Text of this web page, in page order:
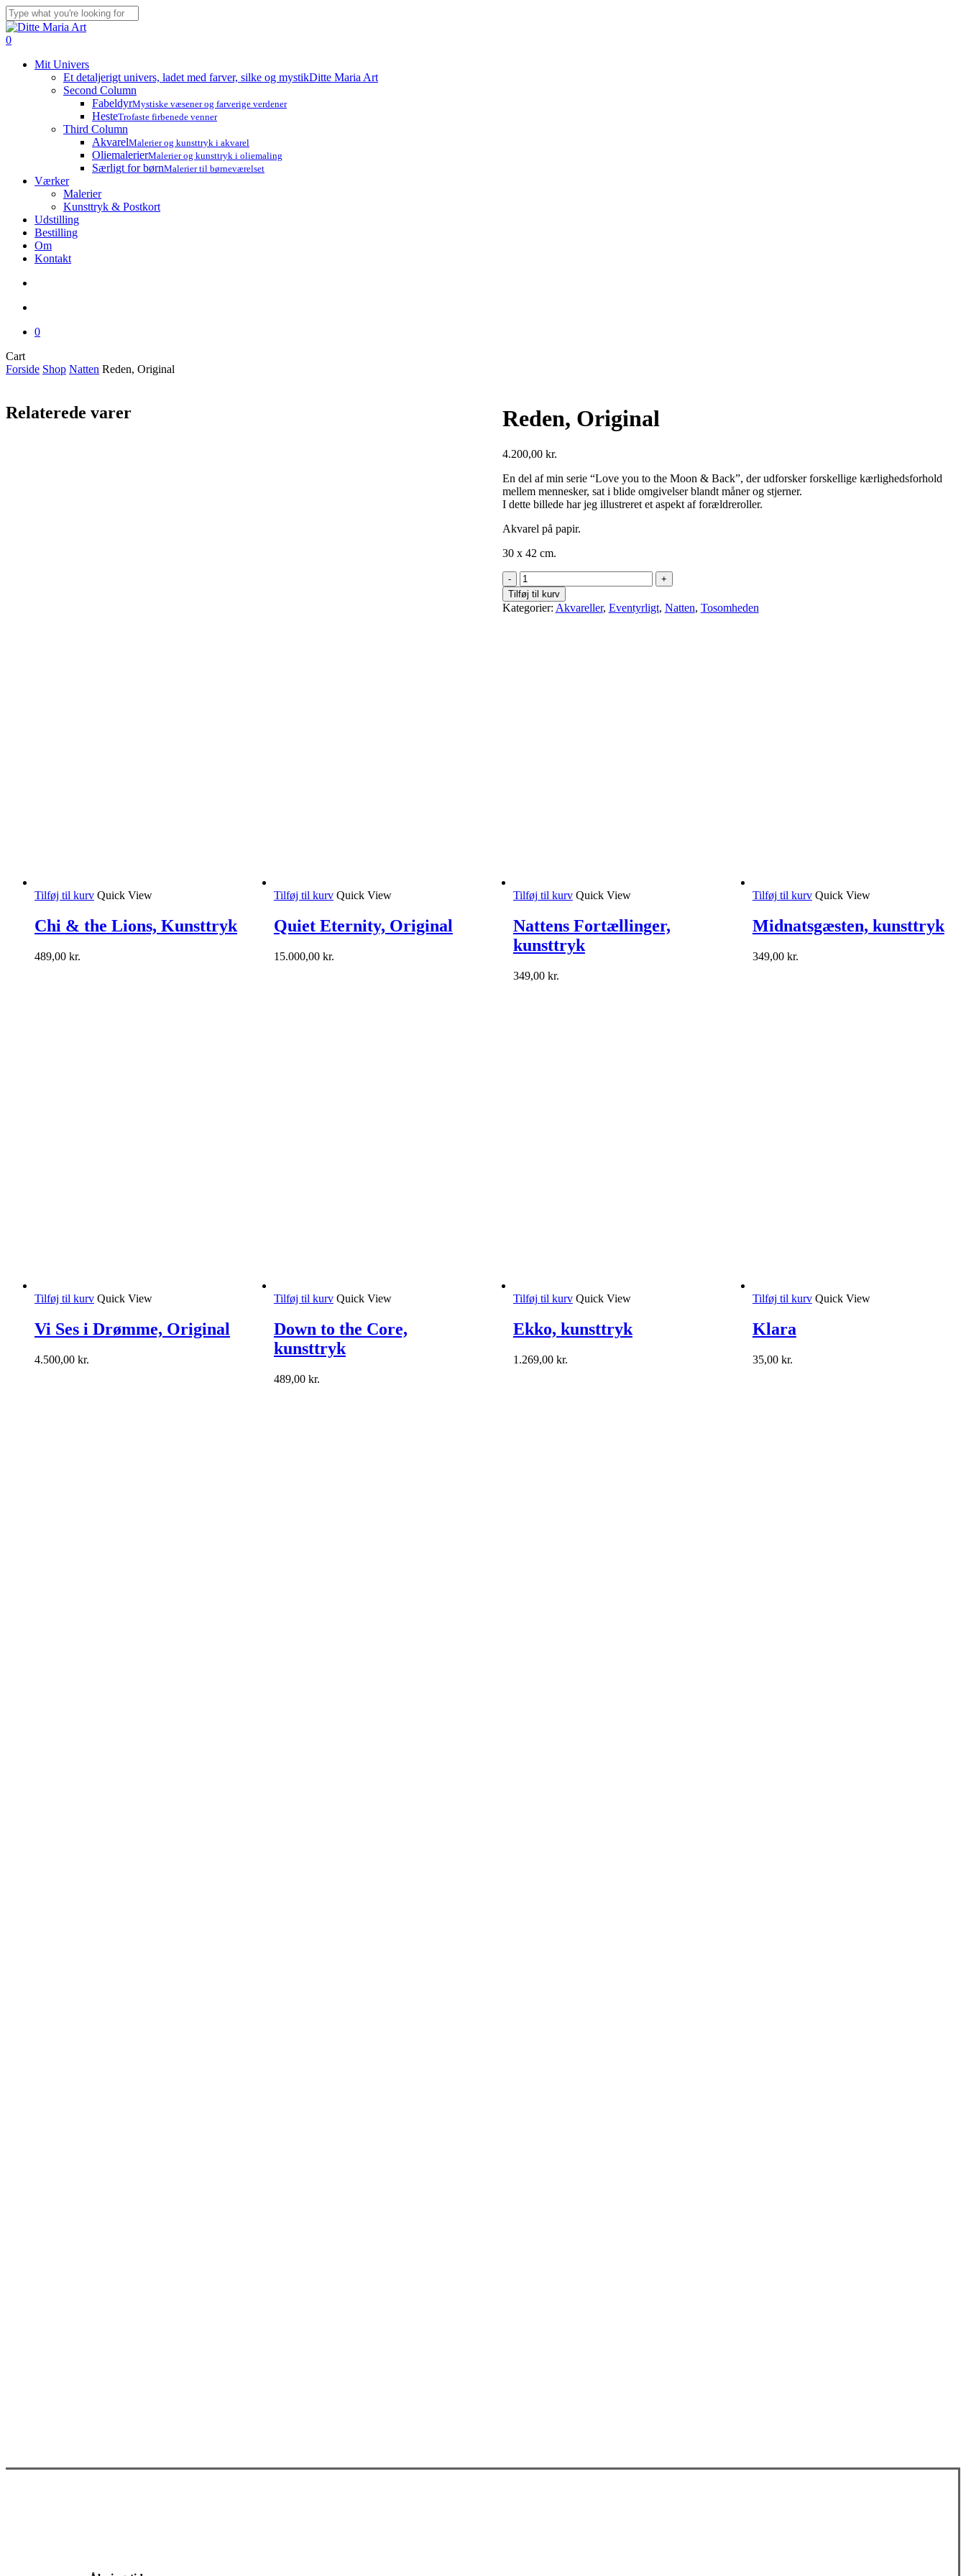
Skip
to
main
Close
Search
search
account
0
Mit Univers
Et detaljerigt univers, ladet med farver, silke og mystikDitte Maria Art
Second Column
FabeldyrMystiske væsener og farverige verdener
HesteTrofaste firbenede venner
Third Column
AkvarelMalerier og kunsttryk i akvarel
OliemalerierMalerier og kunsttryk i oliemaling
Særligt for børnMalerier til børneværelset
Værker
Malerier
Kunsttryk & Postkort
Udstilling
Bestilling
Om
Kontakt
0
CartClose
Cart
Forside Shop Natten Reden, Original
Reden, Original
4.200,00 kr.
En del af min serie “Love you to the Moon & Back”, der udforsker forskellige kærlighedsforhold
mellem mennesker, sat i blide omgivelser blandt måner og stjerner.
I dette billede har jeg illustreret et aspekt af forældreroller.
Akvarel på papir.
30 x 42 cm.
Reden,
Original
antal
Tilføj til kurv
Kategorier: Akvareller, Eventyrligt, Natten, Tosomheden
Relaterede varer
Tilføj til kurv Quick View
Chi & the Lions, Kunsttryk
489,00 kr.
Tilføj til kurv Quick View
Quiet Eternity, Original
15.000,00 kr.
Tilføj til kurv Quick View
Nattens Fortællinger,
kunsttryk
349,00 kr.
Tilføj til kurv Quick View
Midnatsgæsten, kunsttryk
349,00 kr.
Tilføj til kurv Quick View
Vi Ses i Drømme, Original
4.500,00 kr.
Tilføj til kurv Quick View
Down to the Core,
kunsttryk
489,00 kr.
Tilføj til kurv Quick View
Ekko, kunsttryk
1.269,00 kr.
Tilføj til kurv Quick View
Klara
35,00 kr.